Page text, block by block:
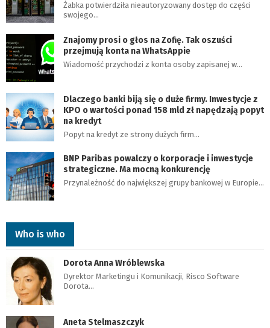
Żabka potwierdziła nieautoryzowany dostęp do części
swojego…
Znajomy prosi o głos na Zofię. Tak oszuści
przejmują konta na WhatsAppie
Wiadomość przychodzi z konta osoby zapisanej w…
Dlaczego banki biją się o duże firmy. Inwestycje z
KPO o wartości ponad 158 mld zł napędzają popyt
na kredyt
Popyt na kredyt ze strony dużych firm…
BNP Paribas powalczy o korporacje i inwestycje
strategiczne. Ma mocną konkurencję
Przynależność do największej grupy bankowej w Europie…
Who is who
Dorota Anna Wróblewska
Dyrektor Marketingu i Komunikacji, Risco Software
Dorota…
Aneta Stelmaszczyk